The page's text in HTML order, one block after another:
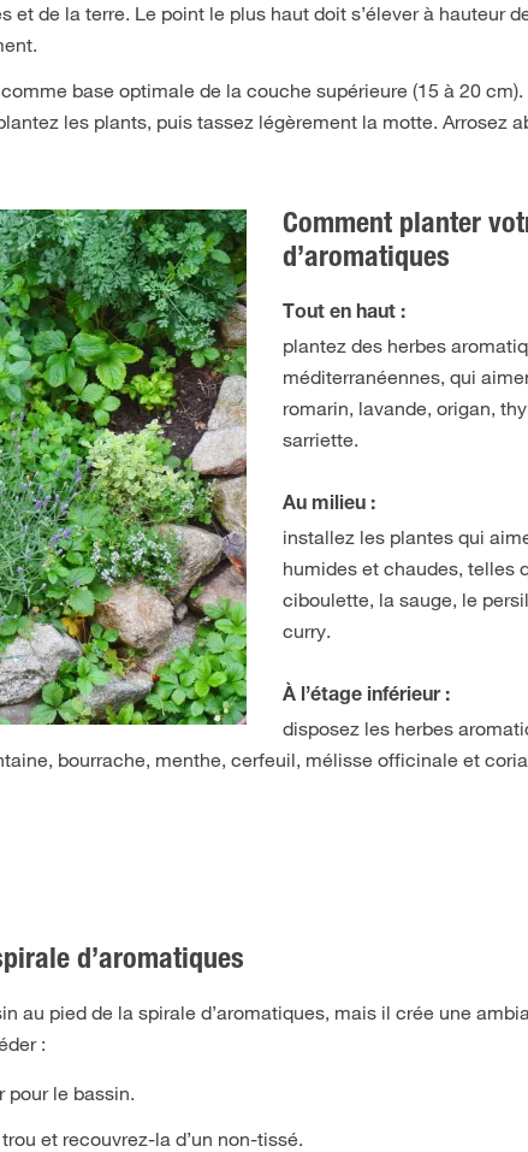
et de la terre. Le point le plus haut doit s’élever à hauteur
base optimale de la couche supérieure (15 à 20
les plants, puis tassez légèrement la motte. Arrosez
Comment planter
d’aromatiques
Tout en haut :
plantez des herbes
méditerranéennes, qui
romarin, lavande, origan,
sarriette.
Au milieu :
installez les plantes qui
humides et chaudes, telles
ciboulette, la sauge, le
curry.
À l’étage inférieur :
disposez les herbes
bourrache, menthe, cerfeuil, mélisse officinale et
d’aromatiques
au pied de la spirale d’aromatiques, mais il crée une
:
pour le bassin.
et recouvrez-la d’un non-tissé.